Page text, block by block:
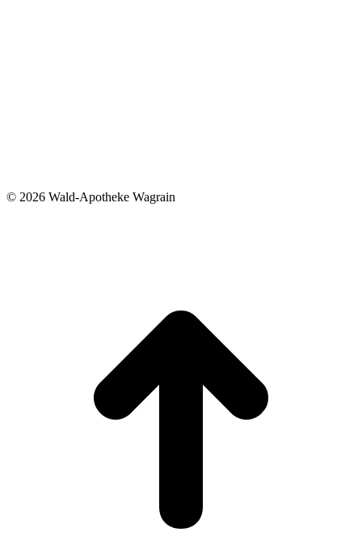
© 2026 Wald-Apotheke Wagrain